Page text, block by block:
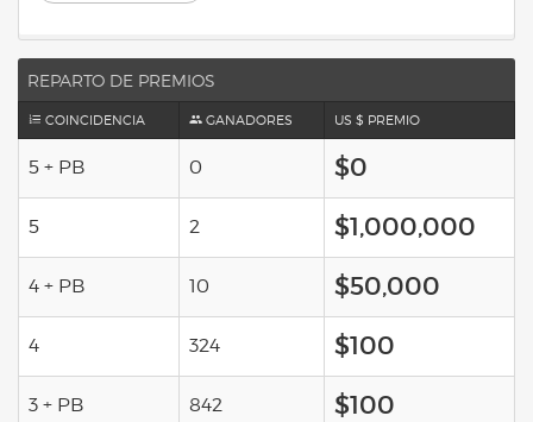
REPARTO DE PREMIOS
COINCIDENCIA GANADORES US $ PREMIO
5 + PB 0 $0
5 2 $1,000,000
4 + PB 10 $50,000
4 324 $100
3 + PB 842 $100